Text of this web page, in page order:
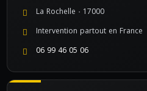
La Rochelle · 17000
Intervention partout en France
06 99 46 05 06